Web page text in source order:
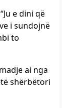
e dini që
i sundojnë
to
ai nga
shërbëtori